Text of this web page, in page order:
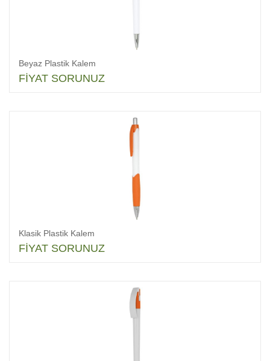
Beyaz Plastik Kalem
FİYAT SORUNUZ
Klasik Plastik Kalem
FİYAT SORUNUZ